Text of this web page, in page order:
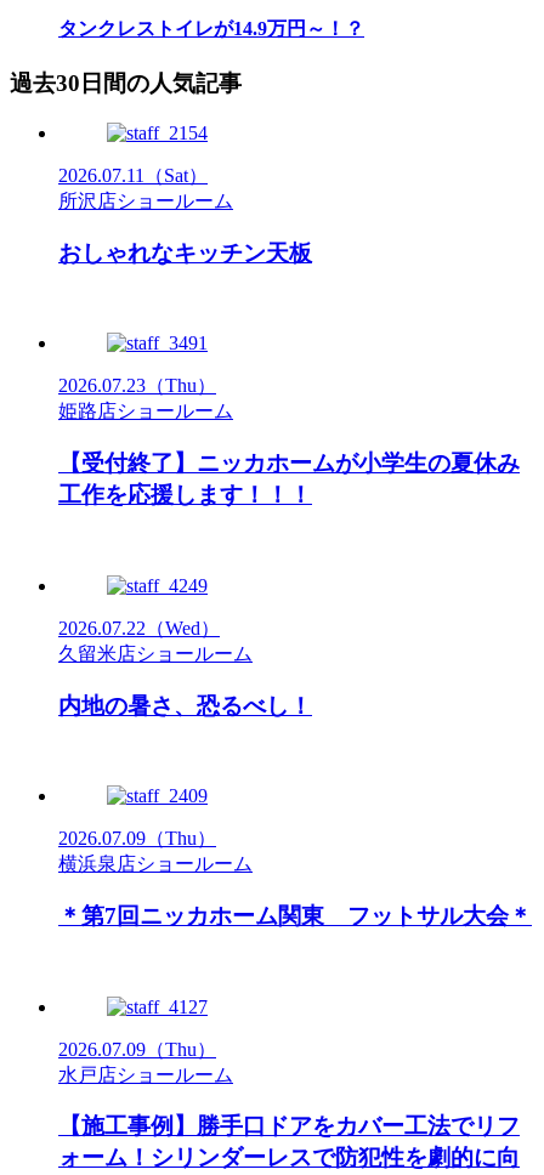
タンクレストイレが14.9万円～！？
過去30日間の人気記事
2026.07.11
（Sat）
所沢店ショールーム
おしゃれなキッチン天板
2026.07.23 （Thu）
姫路店ショールーム
【受付終了】ニッカホームが小学生の夏休み
工作を応援します！！！
2026.07.22 （Wed）
久留米店ショールーム
内地の暑さ、恐るべし！
2026.07.09 （Thu）
横浜泉店ショールーム
＊第7回ニッカホーム関東 フットサル大会＊
2026.07.09 （Thu）
水戸店ショールーム
【施工事例】勝手口ドアをカバー工法でリフ
ォーム！シリンダーレスで防犯性を劇的に向